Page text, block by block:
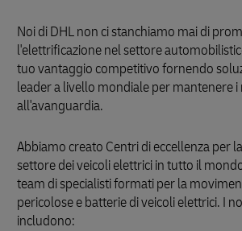
Noi di DHL non ci stanchiamo mai di
l'elettrificazione nel settore
tuo vantaggio competitivo fornendo
leader a livello mondiale per mantenere
all'avanguardia.
Abbiamo creato Centri di eccellenza per
settore dei veicoli elettrici in tutto il
team di specialisti formati per la
pericolose e batterie di veicoli elettrici. I
includono: